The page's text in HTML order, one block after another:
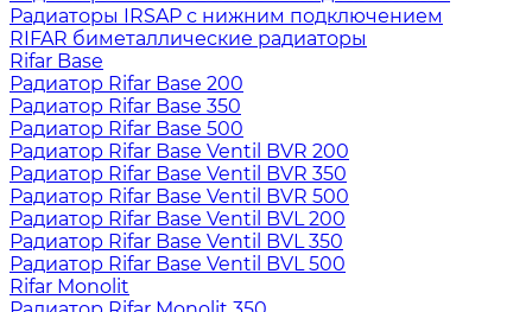
Радиаторы IRSAP с нижним подключением
RIFAR биметаллические радиаторы
Rifar Base
Радиатор Rifar Base 200
Радиатор Rifar Base 350
Радиатор Rifar Base 500
Радиатор Rifar Base Ventil BVR 200
Радиатор Rifar Base Ventil BVR 350
Радиатор Rifar Base Ventil BVR 500
Радиатор Rifar Base Ventil BVL 200
Радиатор Rifar Base Ventil BVL 350
Радиатор Rifar Base Ventil BVL 500
Rifar Monolit